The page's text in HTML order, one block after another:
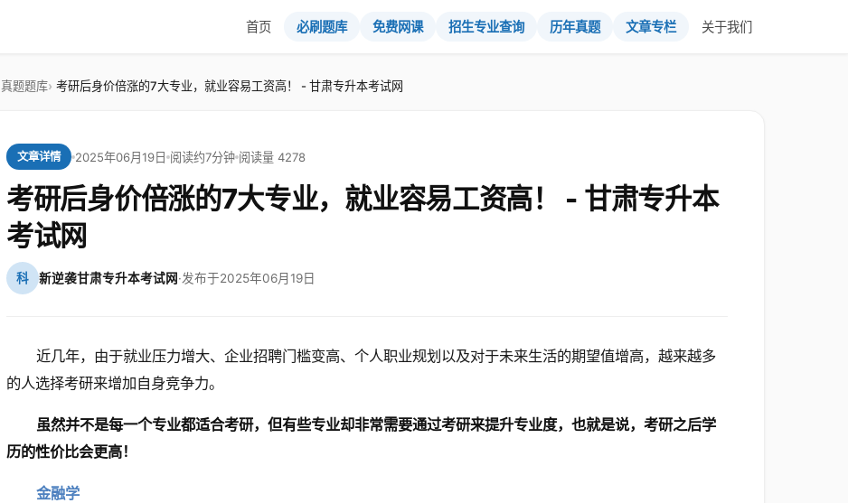
首页 必刷题库 免费网课 招生专业查询 历年真题 文章专栏 关于我们
真题题库 考研后身价倍涨的7大专业，就业容易工资高！ - 甘肃专升本考试网
文章详情 2025年06月19日 阅读约7分钟 阅读量 4278
考研后身价倍涨的7大专业，就业容易工资高！ - 甘肃专升本
考试网
科 新逆袭甘肃专升本考试网·发布于2025年06月19日
近几年，由于就业压力增大、企业招聘门槛变高、个人职业规划以及对于未来生活的期望值增高，越来越多
的人选择考研来增加自身竞争力。
虽然并不是每一个专业都适合考研， 但有些专业却非常需要通过考研来提升专业度，也就是说，考研之后学
历的性价比会更高！
金融学